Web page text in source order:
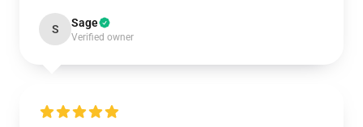
S Sage
Verified owner